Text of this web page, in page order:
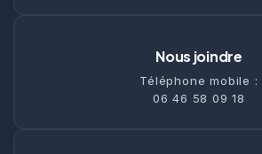
Nous joindre
Téléphone mobile :
06 46 58 09 18